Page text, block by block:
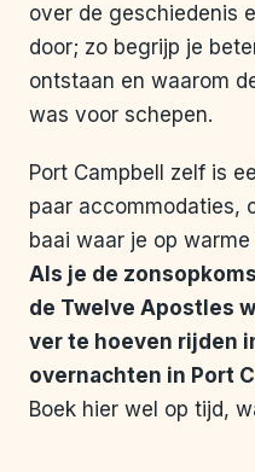
over de geschiedenis
door; zo begrijp je
ontstaan en waarom
was voor schepen.
Port Campbell zelf is
paar accommodaties,
baai waar je op
Als je de
de Twelve Apostles
ver te hoeven rijden
overnachten in Port
Boek hier wel op tijd,